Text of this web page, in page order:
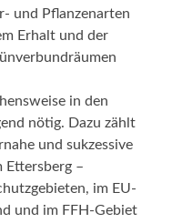
und Pflanzenarten
Erhalt und der
in den
nötig. Dazu zählt
und sukzessive
Ettersberg –
im EU-
und im FFH-Gebiet